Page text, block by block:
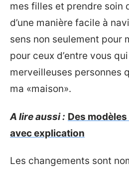
mes filles et prendre soin
d’une manière facile à
sens non seulement pour
pour ceux d’entre vous
merveilleuses personnes
ma «maison».
A lire aussi : Des
avec explication
Les changements sont